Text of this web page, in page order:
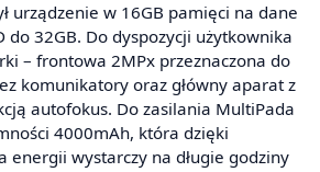
urządzenie w 16GB pamięci na dane
do 32GB. Do dyspozycji użytkownika
– frontowa 2MPx przeznaczona do
komunikatory oraz główny aparat z
autofokus. Do zasilania MultiPada
4000mAh, która dzięki
energii wystarczy na długie godziny